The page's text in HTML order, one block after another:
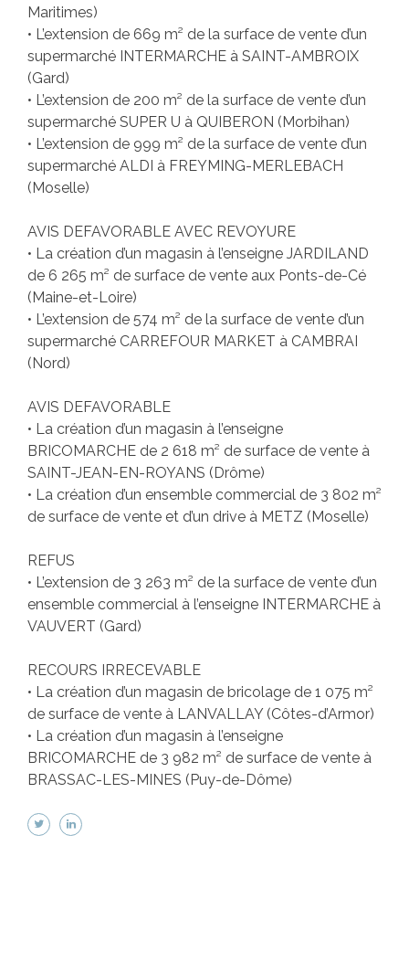
Maritimes)
• L’extension de 669 m² de la surface de vente d’un
supermarché INTERMARCHE à SAINT-AMBROIX
(Gard)
• L’extension de 200 m² de la surface de vente d’un
supermarché SUPER U à QUIBERON (Morbihan)
• L’extension de 999 m² de la surface de vente d’un
supermarché ALDI à FREYMING-MERLEBACH
(Moselle)
AVIS DEFAVORABLE AVEC REVOYURE
• La création d’un magasin à l’enseigne JARDILAND
de 6 265 m² de surface de vente aux Ponts-de-Cé
(Maine-et-Loire)
• L’extension de 574 m² de la surface de vente d’un
supermarché CARREFOUR MARKET à CAMBRAI
(Nord)
AVIS DEFAVORABLE
• La création d’un magasin à l’enseigne
BRICOMARCHE de 2 618 m² de surface de vente à
SAINT-JEAN-EN-ROYANS (Drôme)
• La création d’un ensemble commercial de 3 802 m²
de surface de vente et d’un drive à METZ (Moselle)
REFUS
• L’extension de 3 263 m² de la surface de vente d’un
ensemble commercial à l’enseigne INTERMARCHE à
VAUVERT (Gard)
RECOURS IRRECEVABLE
• La création d’un magasin de bricolage de 1 075 m²
de surface de vente à LANVALLAY (Côtes-d’Armor)
• La création d’un magasin à l’enseigne
BRICOMARCHE de 3 982 m² de surface de vente à
BRASSAC-LES-MINES (Puy-de-Dôme)